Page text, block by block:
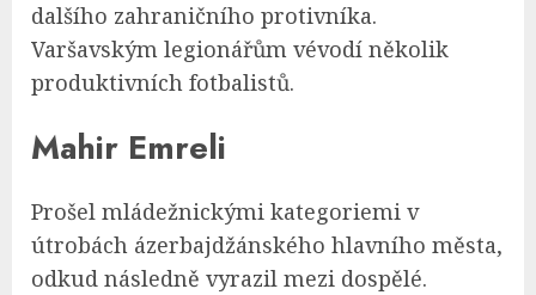
dalšího zahraničního protivníka.
Varšavským legionářům vévodí několik
produktivních fotbalistů.
Mahir Emreli
Prošel mládežnickými kategoriemi v
útrobách ázerbajdžánského hlavního města,
odkud následně vyrazil mezi dospělé.